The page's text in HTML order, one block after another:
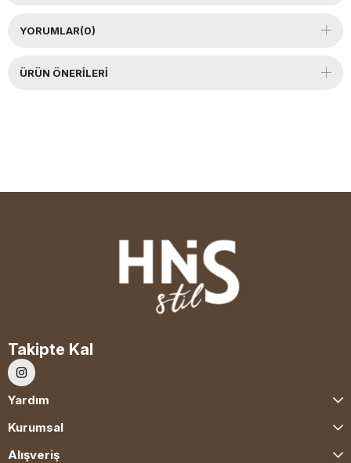
YORUMLAR(0)
ÜRÜN ÖNERILERI
Takipte Kal
Yardım
Kurumsal
Alışveriş